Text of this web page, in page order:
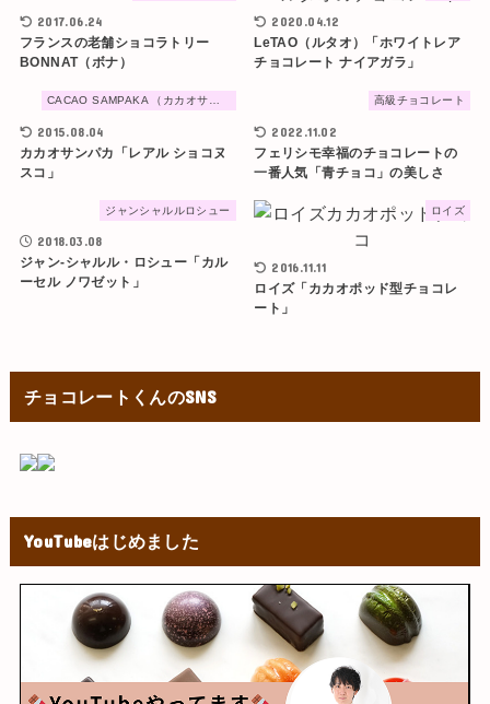
2017.06.24
フランスの老舗ショコラトリー
BONNAT（ボナ）
2020.04.12
LeTAO（ルタオ）「ホワイトレア
チョコレート ナイアガラ」
CACAO SAMPAKA （カカオサンパカ）
2015.08.04
カカオサンパカ「レアル ショコヌ
スコ」
高級チョコレート
2022.11.02
フェリシモ幸福のチョコレートの
一番人気「青チョコ」の美しさ
ジャンシャルルロシュー
2018.03.08
ジャン-シャルル・ロシュー「カル
ーセル ノワゼット」
ロイズ
2016.11.11
ロイズ「カカオポッド型チョコレ
ート」
チョコレートくんのSNS
YouTubeはじめました